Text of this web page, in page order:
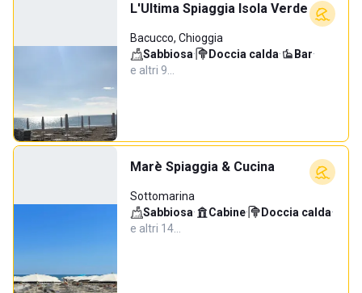
L'Ultima Spiaggia Isola Verde
Bacucco, Chioggia
Sabbiosa· Doccia calda· Bar·
e altri 9…
Marè Spiaggia & Cucina
Sottomarina
Sabbiosa· Cabine· Doccia calda·
e altri 14…